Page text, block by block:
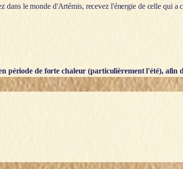
le monde d'Artémis, recevez l'énergie de celle qui a
période de forte chaleur (particulièrement l'été), afin